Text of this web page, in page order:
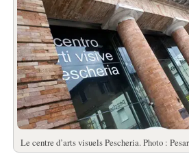
Le centre d’arts visuels Pescheria. Photo :